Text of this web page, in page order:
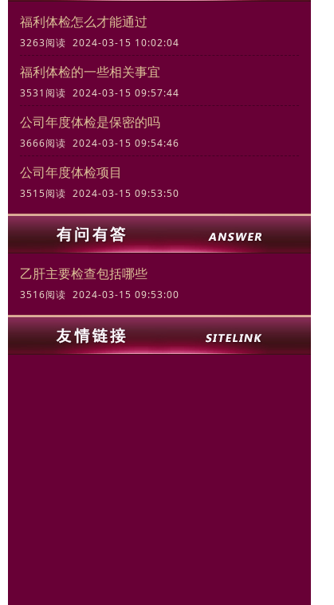
​福利体检怎么才能通过
3263阅读 2024-03-15 10:02:04
福利体检的一些相关事宜
3531阅读 2024-03-15 09:57:44
公司年度体检是保密的吗
3666阅读 2024-03-15 09:54:46
公司年度体检项目
3515阅读 2024-03-15 09:53:50
乙肝主要检查包括哪些
3516阅读 2024-03-15 09:53:00